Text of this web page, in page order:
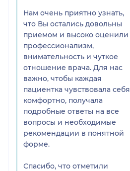
Нам очень приятно узнать,
что Вы остались довольны
приемом и высоко оценили
профессионализм,
внимательность и чуткое
отношение врача. Для нас
важно, чтобы каждая
пациентка чувствовала себя
комфортно, получала
подробные ответы на все
вопросы и необходимые
рекомендации в понятной
форме.
Спасибо, что отметили